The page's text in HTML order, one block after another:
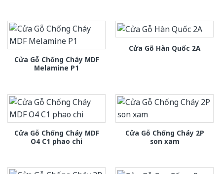
Cửa Gỗ Chống Cháy MDF
Melamine P1
Cửa Gỗ Hàn Quốc 2A
Cửa Gỗ Chống Cháy MDF
O4 C1 phao chi
Cửa Gỗ Chống Cháy 2P
son xam